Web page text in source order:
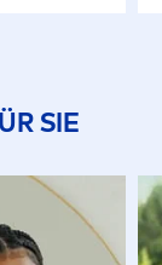
SIE